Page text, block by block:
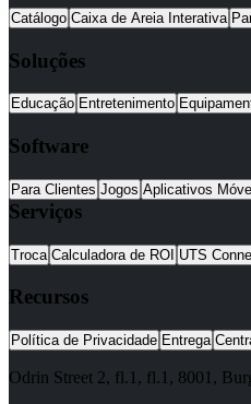
Catálogo Caixa de Areia Interativa
Soluções
Educação Entretenimento
Software
Para Clientes Jogos Aplicativos
Serviços
Troca Calculadora de ROI UTS
Recursos
Política de Privacidade Entrega
Odrin Street 2, fl.1 , fl.1, 8001 ,